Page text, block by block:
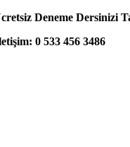
Deneme Dersinizi
0 533 456 3486